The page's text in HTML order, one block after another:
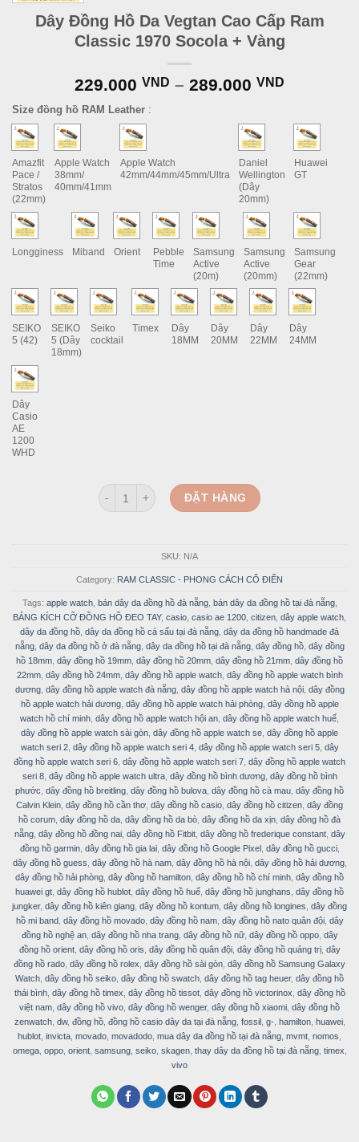
Dây Đồng Hồ Da Vegtan Cao Cấp Ram
Classic 1970 Socola + Vàng
229.000 VND – 289.000 VND
Size đồng hồ RAM Leather :
Amazfit
Pace /
Stratos
(22mm)
Apple Watch
38mm/
40mm/41mm
Apple Watch
42mm/44mm/45mm/Ultra
Daniel
Wellington
(Dây
20mm)
Huawei
GT
Longginess Miband Orient
Pebble
Time
Samsung
Active
(20m)
Samsung
Active
(20mm)
Samsung
Gear
(22mm)
SEIKO
5 (42)
SEIKO
5 (Dây
18mm)
Seiko
cocktail
Timex
Dây
18MM
Dây
20MM
Dây
22MM
Dây
24MM
Dây
Casio
AE
1200
WHD
Dây Đồng Hồ Da Vegtan Cao Cấp Ram Classic
ĐẶT HÀNG
SKU: N/A
Category: RAM CLASSIC - PHONG CÁCH CỔ ĐIỂN
Tags: apple watch, bán dây da đồng hồ đà nẵng, bán dây da đồng hồ tại đà nẵng,
BẢNG KÍCH CỠ ĐỒNG HỒ ĐEO TAY, casio casio ae 1200 citizen dây apple watch
dây da đồng hồ dây da đồng hồ cá sấu tại đà nẵng dây da đồng hồ handmade đà
nẵng, dây da đồng hồ ở đà nẵng, dây da đồng hồ tại đà nẵng, dây đồng hồ, dây đồng
hồ 18mm dây đồng hồ 19mm dây đồng hồ 20mm dây đồng hồ 21mm dây đồng hồ
22mm, dây đồng hồ 24mm, dây đồng hồ apple watch, dây đồng hồ apple watch bình
dương, dây đồng hồ apple watch đà nẵng, dây đồng hồ apple watch hà nội, dây đồng
hồ apple watch hải dương, dây đồng hồ apple watch hải phòng, dây đồng hồ apple
watch hồ chí minh dây đồng hồ apple watch hội an dây đồng hồ apple watch huế
dây đồng hồ apple watch sài gòn dây đồng hồ apple watch se dây đồng hồ apple
watch seri 2, dây đồng hồ apple watch seri 4, dây đồng hồ apple watch seri 5, dây
đồng hồ apple watch seri 6 dây đồng hồ apple watch seri 7 dây đồng hồ apple watch
seri 8, dây đồng hồ apple watch ultra, dây đồng hồ bình dương, dây đồng hồ bình
phước dây đồng hồ breitling dây đồng hồ bulova dây đồng hồ cà mau dây đồng hồ
Calvin Klein dây đồng hồ cần thơ dây đồng hồ casio dây đồng hồ citizen dây đồng
hồ corum dây đồng hồ da dây đồng hồ da bò dây đồng hồ da xịn dây đồng hồ đà
nẵng, dây đồng hồ đồng nai, dây đồng hồ Fitbit, dây đồng hồ frederique constant, dây
đồng hồ garmin, dây đồng hồ gia lai, dây đồng hồ Google Pixel, dây đồng hồ gucci,
dây đồng hồ guess dây đồng hồ hà nam, dây đồng hồ hà nội, dây đồng hồ hải dương,
dây đồng hồ hải phòng dây đồng hồ hamilton dây đồng hồ hồ chí minh dây đồng hồ
huawei gt dây đồng hồ hublot dây đồng hồ huế dây đồng hồ junghans dây đồng hồ
jungker, dây đồng hồ kiên giang dây đồng hồ kontum dây đồng hồ longines dây đồng
hồ mi band, dây đồng hồ movado, dây đồng hồ nam, dây đồng hồ nato quân đội, dây
đồng hồ nghệ an, dây đồng hồ nha trang, dây đồng hồ nữ, dây đồng hồ oppo, dây
đồng hồ orient, dây đồng hồ oris dây đồng hồ quân đội, dây đồng hồ quảng trị, dây
đồng hồ rado dây đồng hồ rolex dây đồng hồ sài gòn dây đồng hồ Samsung Galaxy
Watch dây đồng hồ seiko dây đồng hồ swatch dây đồng hồ tag heuer, dây đồng hồ
thái bình, dây đồng hồ timex dây đồng hồ tissot, dây đồng hồ victorinox dây đồng hồ
việt nam dây đồng hồ vivo dây đồng hồ wenger, dây đồng hồ xiaomi dây đồng hồ
zenwatch, dw, đồng hồ, đồng hồ casio dây da tại đà nẵng, fossil, g-, hamilton, huawei,
hublot invicta movado movadodo mua dây da đồng hồ tại đà nẵng mvmt nomos
omega, oppo, orient, samsung, seiko, skagen, thay dây da đồng hồ tại đà nẵng, timex
vivo